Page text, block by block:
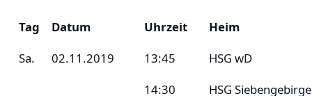
Tag Datum Uhrzeit
Heim
Sa.
02.11.2019 13:45
HSG wD
14:30
HSG Siebengebirge